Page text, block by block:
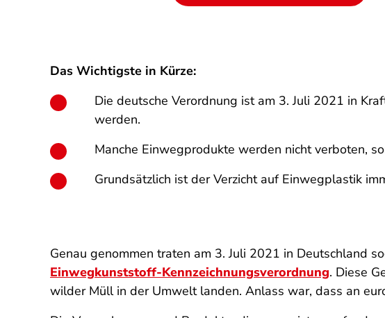
Das Wichtigste in Kürze:
Die deutsche Verordnung ist am 3. Juli 2021 in
werden.
Manche Einwegprodukte werden nicht verboten,
Grundsätzlich ist der Verzicht auf Einwegplastik
Genau genommen traten am 3. Juli 2021 in Deutschland
Einwegkunststoff-Kennzeichnungsverordnung. Diese
wilder Müll in der Umwelt landen. Anlass war, dass an